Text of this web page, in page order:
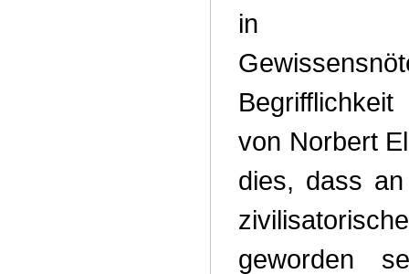
in
von Norbert
dies, dass
geworden